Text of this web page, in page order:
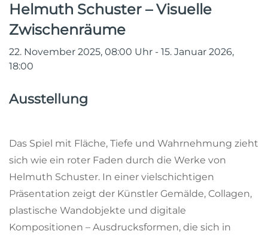
Helmuth Schuster – Visuelle
Zwischenräume
22. November 2025, 08:00 Uhr - 15. Januar 2026,
18:00
Ausstellung
Das Spiel mit Fläche, Tiefe und Wahrnehmung zieht
sich wie ein roter Faden durch die Werke von
Helmuth Schuster. In einer vielschichtigen
Präsentation zeigt der Künstler Gemälde, Collagen,
plastische Wandobjekte und digitale
Kompositionen – Ausdrucksformen, die sich in